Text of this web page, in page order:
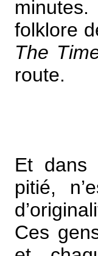
folklore
The
Et dans
pitié,
Ces